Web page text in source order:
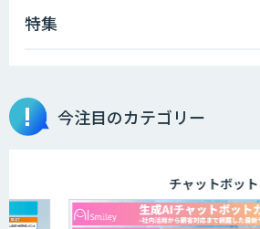
特集
今注目のカテゴリー
チャットボット